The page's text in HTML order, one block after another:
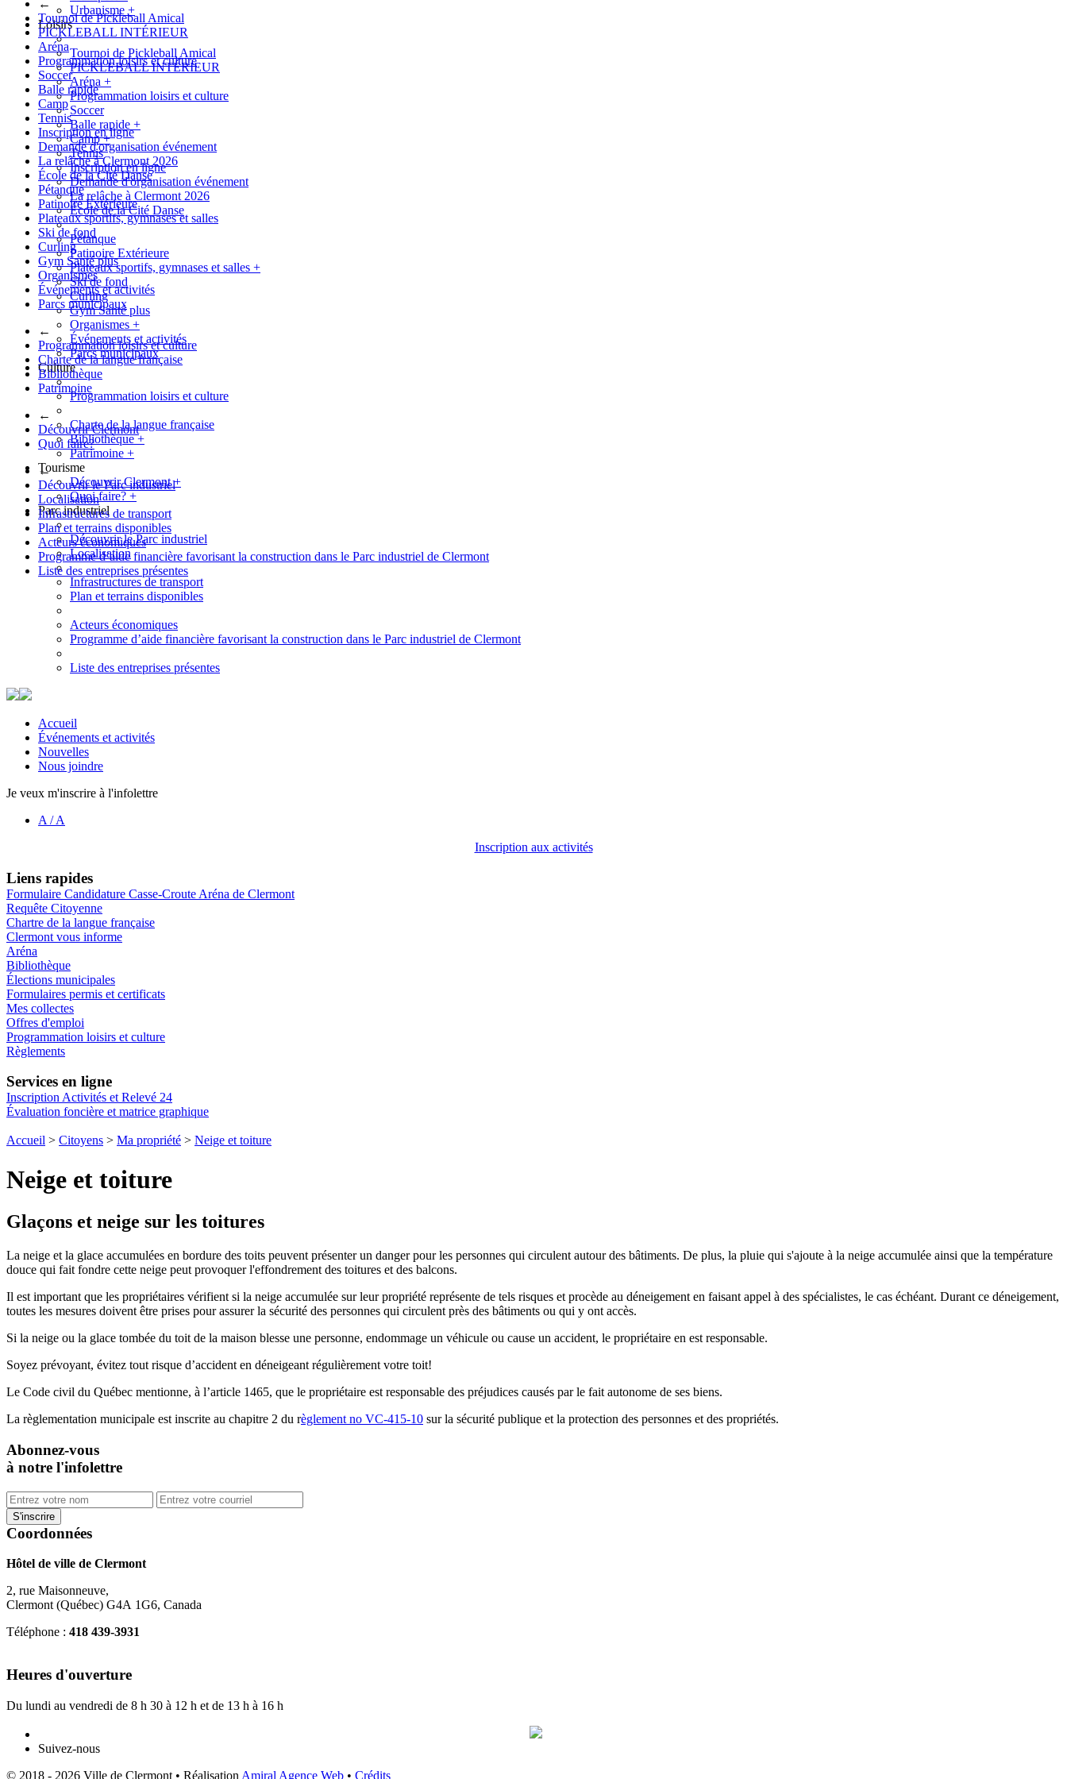
←
Tournoi de Pickleball Amical
PICKLEBALL INTÉRIEUR
Aréna
Programmation loisirs et culture
Soccer
Balle rapide
Camp
Tennis
Inscription en ligne
Demande d'organisation événement
La relâche à Clermont 2026
École de la Cité Danse
Pétanque
Patinoire Extérieure
Plateaux sportifs, gymnases et salles
Ski de fond
Curling
Gym Santé plus
Organismes
Événements et activités
Parcs municipaux
←
Programmation loisirs et culture
Charte de la langue française
Bibliothèque
Patrimoine
←
Découvrir Clermont
Quoi faire?
←
Découvrir le Parc industriel
Localisation
Infrastructures de transport
Plan et terrains disponibles
Acteurs économiques
Programme d’aide financière favorisant la construction dans le Parc industriel de Clermont
Liste des entreprises présentes
Urbanisme +
Loisirs
Tournoi de Pickleball Amical
PICKLEBALL INTÉRIEUR
Aréna +
Programmation loisirs et culture
Soccer
Balle rapide +
Camp+
Tennis
Inscription en ligne
Demande d'organisation événement
La relâche à Clermont 2026
École de la Cité Danse
Pétanque
Patinoire Extérieure
Plateaux sportifs, gymnases et salles +
Ski de fond
Curling
Gym Santé plus
Organismes +
Événements et activités
Parcs municipaux
Culture
Programmation loisirs et culture
Charte de la langue française
Bibliothèque+
Patrimoine +
Tourisme
Découvrir Clermont+
Quoi faire? +
Parc industriel
Découvrir le Parc industriel
Localisation
Infrastructures de transport
Plan et terrains disponibles
Acteurs économiques
Programme d’aide financière favorisant la construction dans le Parc industriel de Clermont
Liste des entreprises présentes
Accueil
Événements et activités
Nouvelles
Nous joindre
Je veux m'inscrire à l'infolettre
A /A
Inscription aux activités
Liens rapides
Formulaire Candidature Casse-Croute Aréna de Clermont
Requête Citoyenne
Chartre de la langue française
Clermont vous informe
Aréna
Bibliothèque
Élections municipales
Formulaires permis et certificats
Mes collectes
Offres d'emploi
Programmation loisirs et culture
Règlements
Services en ligne
Inscription Activités et Relevé 24
Évaluation foncière et matrice graphique
Accueil > Citoyens > Ma propriété > Neige et toiture
Neige et toiture
Glaçons et neige sur les toitures
La neige et la glace accumulées en bordure des toits peuvent présenter un danger pour les personnes qui circulent autour des bâtiments. De plus, la pluie qui s'ajoute à la neige accumulée ainsi que la température
douce qui fait fondre cette neige peut provoquer l'effondrement des toitures et des balcons.
Il est important que les propriétaires vérifient si la neige accumulée sur leur propriété représente de tels risques et procède au déneigement en faisant appel à des spécialistes, le cas échéant. Durant ce déneigement,
toutes les mesures doivent être prises pour assurer la sécurité des personnes qui circulent près des bâtiments ou qui y ont accès.
Si la neige ou la glace tombée du toit de la maison blesse une personne, endommage un véhicule ou cause un accident, le propriétaire en est responsable.
Soyez prévoyant, évitez tout risque d’accident en déneigeant régulièrement votre toit!
Le Code civil du Québec mentionne, à l’article 1465, que le propriétaire est responsable des préjudices causés par le fait autonome de ses biens.
La règlementation municipale est inscrite au chapitre 2 du règlement no VC-415-10 sur la sécurité publique et la protection des personnes et des propriétés.
Abonnez-vous
à notre l'infolettre
Coordonnées
Hôtel de ville de Clermont
2, rue Maisonneuve,
Clermont (Québec) G4A 1G6, Canada
Téléphone : 418 439-3931
Heures d'ouverture
Du lundi au vendredi de 8 h 30 à 12 h et de 13 h à 16 h
Suivez-nous
© 2018 - 2026 Ville de Clermont • Réalisation Amiral Agence Web • Crédits